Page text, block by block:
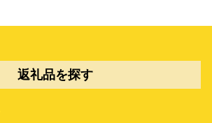
返礼品を探す